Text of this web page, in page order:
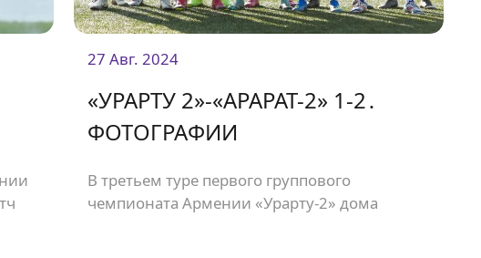
27 Авг. 2024
«УРАРТУ 2»-«АРАРАТ-2» 1-2․
ФОТОГРАФИИ
В третьем туре первого группового
чемпионата Армении «Урарту-2» дома